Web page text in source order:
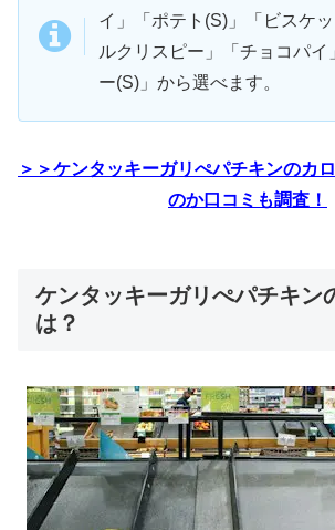
イ」「ポテト(S)」「ビスケ
ルクリスピー」「チョコパイ
ー(S)」から選べます。
＞＞ケンタッキーガリぺパチキンのカ
のか口コミも調査！
ケンタッキーガリぺパチキン
は？